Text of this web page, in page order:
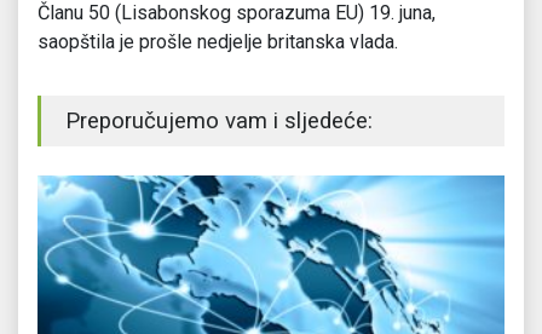
Članu 50 (Lisabonskog sporazuma EU) 19. juna,
saopštila je prošle nedjelje britanska vlada.
Preporučujemo vam i sljedeće: